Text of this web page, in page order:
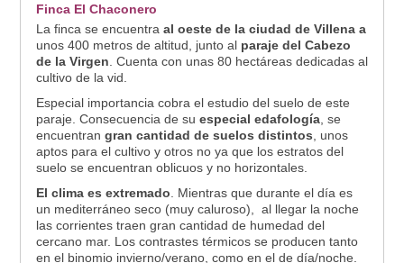
Finca El Chaconero
La finca se encuentra al oeste de la ciudad de Villena a
unos 400 metros de altitud, junto al paraje del Cabezo
de la Virgen . Cuenta con unas 80 hectáreas dedicadas al
cultivo de la vid.
Especial importancia cobra el estudio del suelo de este
paraje. Consecuencia de su especial edafología, se
encuentran gran cantidad de suelos distintos , unos
aptos para el cultivo y otros no ya que los estratos del
suelo se encuentran oblicuos y no horizontales.
El clima es extremado . Mientras que durante el día es
un mediterráneo seco (muy caluroso), al llegar la noche
las corrientes traen gran cantidad de humedad del
cercano mar. Los contrastes térmicos se producen tanto
en el binomio invierno/verano, como en el de día/noche.